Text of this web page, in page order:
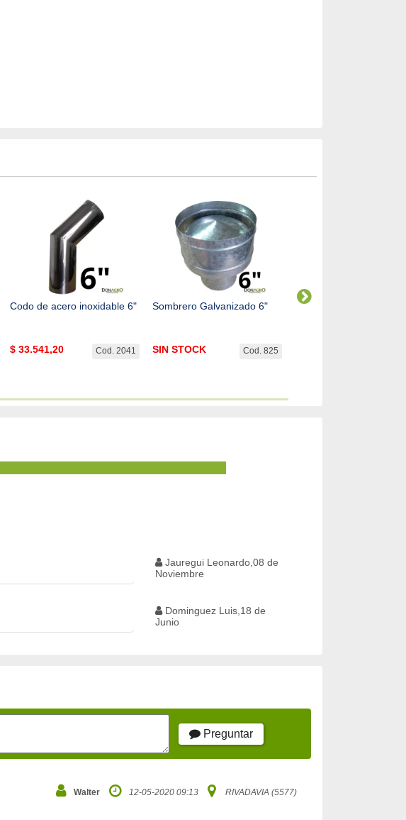
Codo de acero inoxidable 6"
Cod. 2041
$ 33.541,20
Sombrero Galvanizado 6"
Cod. 825
SIN STOCK
Reducción Galvanizada
Jauregui Leonardo,08 de
Noviembre
Dominguez Luis,18 de
Junio
Preguntar
Walter 12-05-2020 09:13
RIVADAVIA (5577)